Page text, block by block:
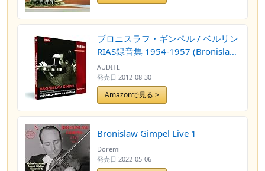
ブロニスラフ・ギンペル / ベルリン
RIAS録音集 1954-1957 (Bronislav
Gimpel / Martin Krause, Fritz
Lehmann, Arthur Rother, Alfred
Gohlke : Violin Concertos &
Sonatas - Berlin, 1954-1957) (3CD)
AUDITE
発売日 2012-08-30
Amazonで見る >
Bronislaw Gimpel Live 1
Doremi
発売日 2022-05-06